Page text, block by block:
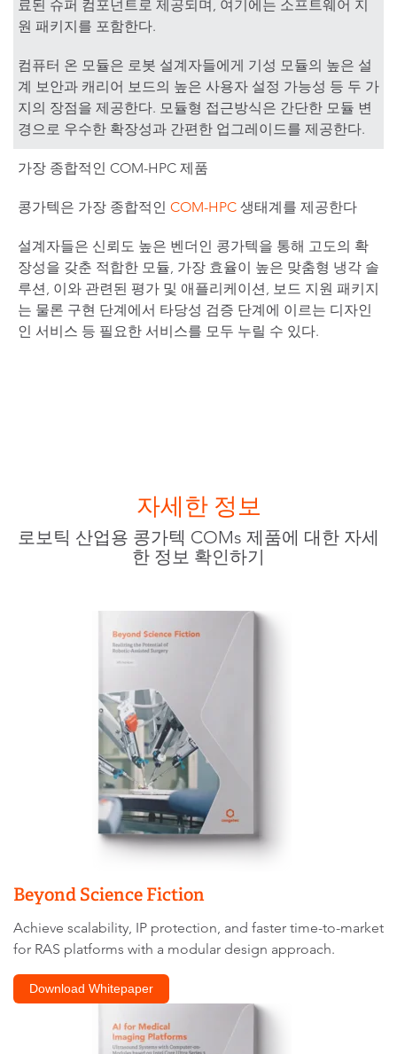
료된 슈퍼 컴포넌트로 제공되며, 여기에는 소프트웨어 지
원 패키지를 포함한다.
컴퓨터 온 모듈은 로봇 설계자들에게 기성 모듈의 높은 설
계 보안과 캐리어 보드의 높은 사용자 설정 가능성 등 두 가
지의 장점을 제공한다. 모듈형 접근방식은 간단한 모듈 변
경으로 우수한 확장성과 간편한 업그레이드를 제공한다.
가장 종합적인 COM-HPC 제품
콩가텍은 가장 종합적인 COM-HPC 생태계를 제공한다
설계자들은 신뢰도 높은 벤더인 콩가텍을 통해 고도의 확
장성을 갖춘 적합한 모듈, 가장 효율이 높은 맞춤형 냉각 솔
루션, 이와 관련된 평가 및 애플리케이션, 보드 지원 패키지
는 물론 구현 단계에서 타당성 검증 단계에 이르는 디자인
인 서비스 등 필요한 서비스를 모두 누릴 수 있다.
자세한 정보
로보틱 산업용 콩가텍 COMs 제품에 대한 자세
한 정보 확인하기
Beyond Science Fiction
Achieve scalability, IP protection, and faster time-to-market
for RAS platforms with a modular design approach.
Download Whitepaper